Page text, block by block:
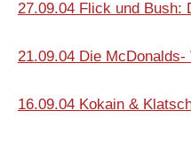
27.09.04 Flick und Bush:
21.09.04 Die McDonalds-
16.09.04 Kokain &